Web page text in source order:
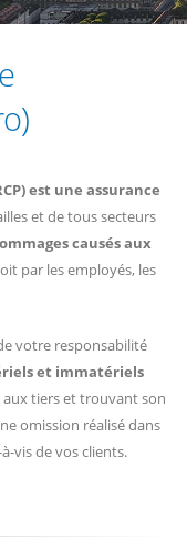
est une assurance
et de tous secteurs
causés aux
par les employés, les
votre responsabilité
et immatériels
tiers et trouvant son
omission réalisé dans
vis de vos clients.